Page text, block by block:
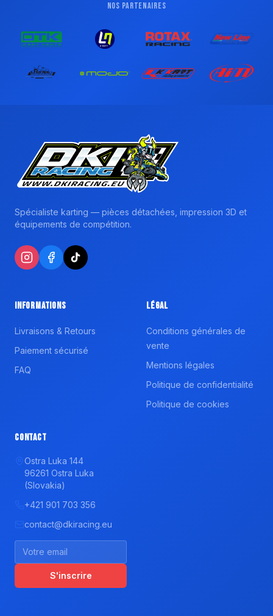
NOS PARTENAIRES
Spécialiste karting — pièces détachées, impression 3D et
équipements de compétition.
Informations
Livraisons & Retours
Paiement sécurisé
FAQ
Légal
Conditions générales de
vente
Mentions légales
Politique de confidentialité
Politique de cookies
Contact
Ostra Luka 144
96261 Ostra Luka
(Slovakia)
+421 901 703 356
contact@dkiracing.eu
S'inscrire